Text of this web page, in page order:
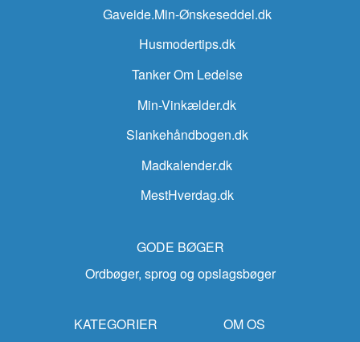
Gaveide.Min-Ønskeseddel.dk
Husmodertips.dk
Tanker Om Ledelse
Min-Vinkælder.dk
Slankehåndbogen.dk
Madkalender.dk
MestHverdag.dk
GODE BØGER
Ordbøger, sprog og opslagsbøger
KATEGORIER
OM OS